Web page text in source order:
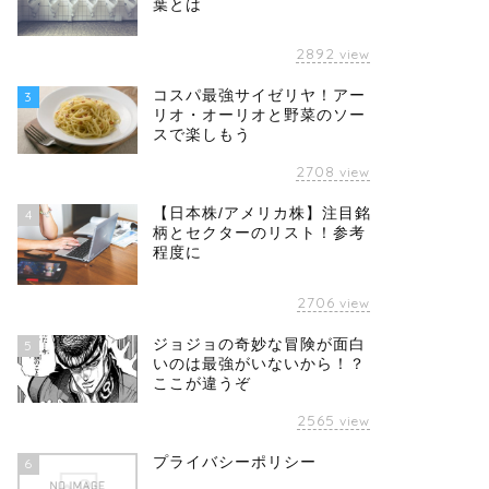
葉とは
2892 view
3
コスパ最強サイゼリヤ！アー
リオ・オーリオと野菜のソー
スで楽しもう
2708 view
4
【日本株/アメリカ株】注目銘
柄とセクターのリスト！参考
程度に
2706 view
5
ジョジョの奇妙な冒険が面白
いのは最強がいないから！？
ここが違うぞ
2565 view
6 プライバシーポリシー